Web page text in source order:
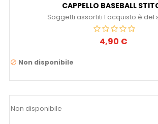
CAPPELLO BASEBALL
Soggetti assortiti l acquisto è del
Prezzo
4,90 €
 Non disponibile
Non disponibile